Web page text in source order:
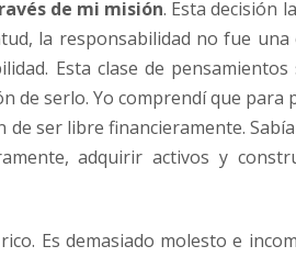
de mi misión. Esta decisión
la responsabilidad no fue una
Esta clase de
de serlo. Yo comprendí que para
ser libre financieramente.
adquirir activos y
Es demasiado molesto e